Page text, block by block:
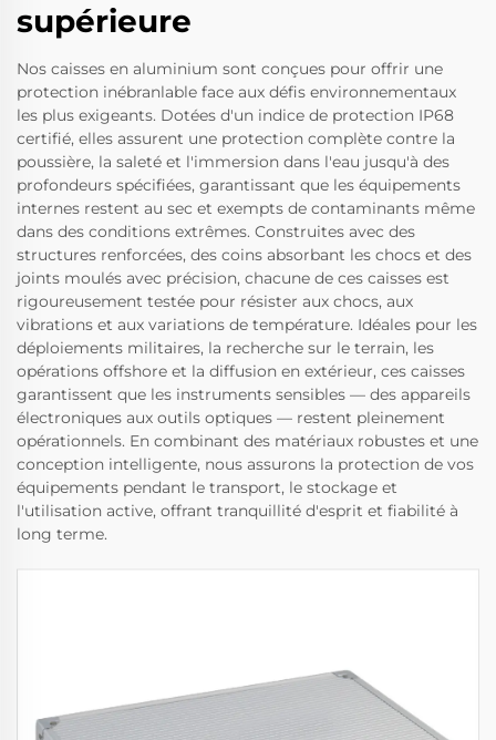
supérieure
Nos caisses en aluminium sont conçues pour offrir une
protection inébranlable face aux défis environnementaux
les plus exigeants. Dotées d'un indice de protection IP68
certifié, elles assurent une protection complète contre la
poussière, la saleté et l'immersion dans l'eau jusqu'à des
profondeurs spécifiées, garantissant que les équipements
internes restent au sec et exempts de contaminants même
dans des conditions extrêmes. Construites avec des
structures renforcées, des coins absorbant les chocs et des
joints moulés avec précision, chacune de ces caisses est
rigoureusement testée pour résister aux chocs, aux
vibrations et aux variations de température. Idéales pour les
déploiements militaires, la recherche sur le terrain, les
opérations offshore et la diffusion en extérieur, ces caisses
garantissent que les instruments sensibles — des appareils
électroniques aux outils optiques — restent pleinement
opérationnels. En combinant des matériaux robustes et une
conception intelligente, nous assurons la protection de vos
équipements pendant le transport, le stockage et
l'utilisation active, offrant tranquillité d'esprit et fiabilité à
long terme.